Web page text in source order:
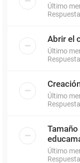
Último
Abrir el
Último
Último
Último